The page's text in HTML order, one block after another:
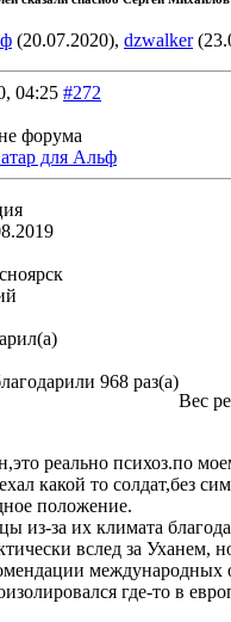
(20.07.2020), dzwalker
04:25 #272
968 раз(а)
Вес
реально психоз.по
какой то солдат,без
положение.
из-за их климата
вслед за Уханем,
международных
где-то в